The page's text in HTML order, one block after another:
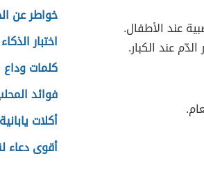
عند الأطفال.
عند الكبار.
خواطر عن
اختبار
كلمات
فوائد
أكلات يابانية
أقوى دعاء